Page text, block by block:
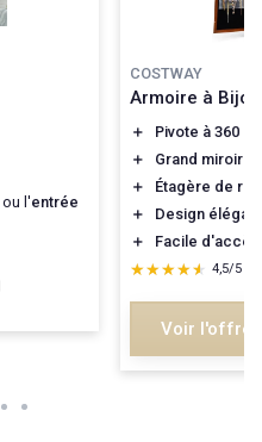
ou l'entrée
COSTWAY
Armoire à
＋
Pivote à 360
＋
Grand miroir
＋
Étagère de
＋
Design élégant
＋
Facile d'accès
★★★★★
★★★★★ 4,5/5
Voir l'offre